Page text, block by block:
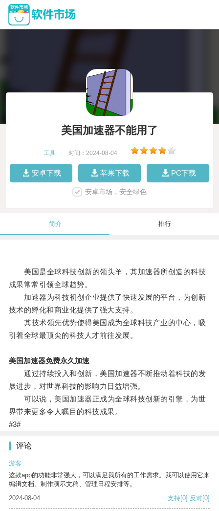
美国加速器不能用了
工具 时间：2024-08-04
安卓下载 苹果下载 PC下载
安卓市场，安全绿色
简介 排行
美国是全球科技创新的领头羊，其加速器所创造的科技
成果常常引领全球趋势。
加速器为科技初创企业提供了快速发展的平台，为创新
技术的孵化和商业化提供了强大支持。
其技术领先优势使得美国成为全球科技产业的中心，吸
引着全球最顶尖的科技人才前往发展。
美国加速器免费永久加速
通过持续投入和创新，美国加速器不断推动着科技的发
展进步，对世界科技的影响力日益增强。
可以说，美国加速器正成为全球科技创新的引擎，为世
界带来更多令人瞩目的科技成果。
#3#
评论
游客
这款app的功能非常强大，可以满足我所有的工作需求。我可以使用它来
编辑文档、制作演示文稿、管理日程安排等。
2024-08-04
支持[0] 反对[0]